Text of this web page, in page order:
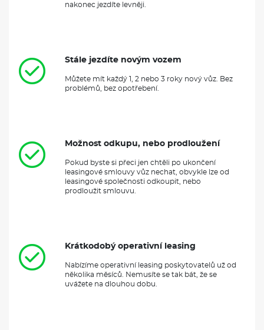
nakonec jezdíte levněji.
Stále jezdíte novým vozem
Můžete mít každý 1, 2 nebo 3 roky nový vůz. Bez
problémů, bez opotřebení.
Možnost odkupu, nebo prodloužení
Pokud byste si přeci jen chtěli po ukončení
leasingové smlouvy vůz nechat, obvykle lze od
leasingové společnosti odkoupit, nebo
prodloužit smlouvu.
Krátkodobý operativní leasing
Nabízíme operativní leasing poskytovatelů už od
několika měsíců. Nemusíte se tak bát, že se
uvážete na dlouhou dobu.